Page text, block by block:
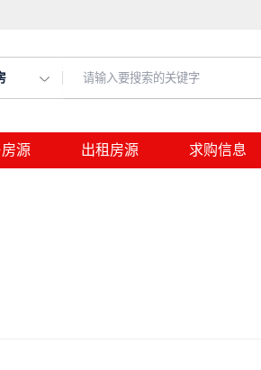
源 出租房源 求购信息